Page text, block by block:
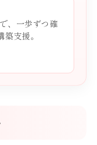
、一歩ずつ確
支援。